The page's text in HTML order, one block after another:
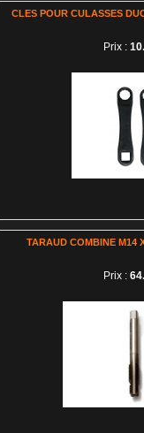
CLES POUR CULASSES
Prix :
TARAUD COMBINE M14
Prix :